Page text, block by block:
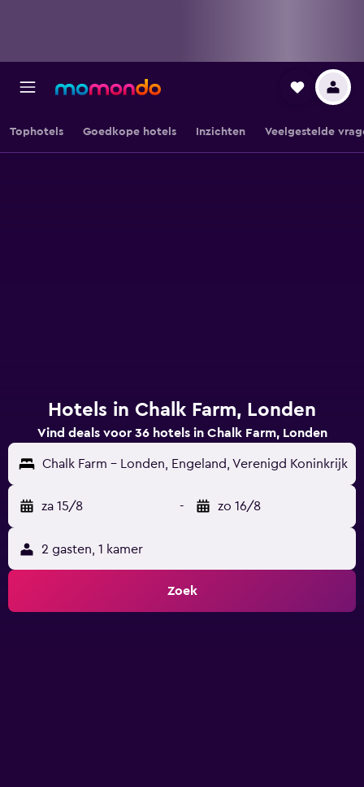
Tophotels Goedkope hotels Inzichten Veelgestelde
Hotels in Chalk Farm, Londen
Vind deals voor 36 hotels in Chalk Farm, Londen
Chalk Farm - Londen, Engeland, Verenigd Koninkrijk
za 15/8 - zo 16/8
2 gasten, 1 kamer
Zoek